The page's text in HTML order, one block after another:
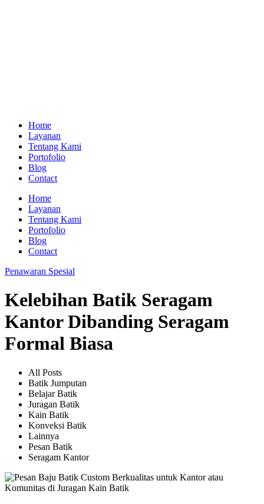
Home
Layanan
Tentang Kami
Portofolio
Blog
Contact
Home
Layanan
Tentang Kami
Portofolio
Blog
Contact
Penawaran Spesial
Kelebihan Batik Seragam
Kantor Dibanding Seragam
Formal Biasa
All Posts
Batik Jumputan
Belajar Batik
Juragan Batik
Kain Batik
Konveksi Batik
Lainnya
Pesan Batik
Seragam Kantor